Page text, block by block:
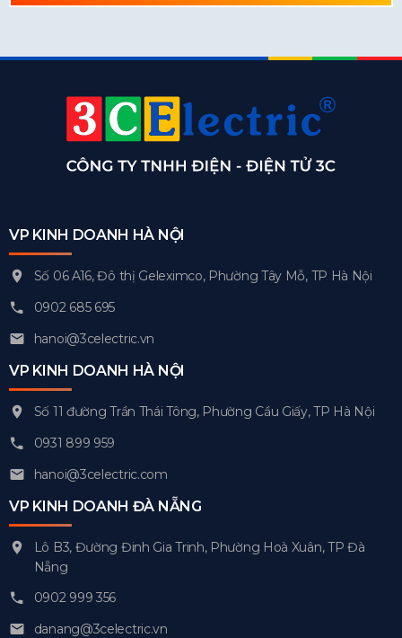
VP KINH DOANH HÀ NỘI
Số 06 A16, Đô thị Geleximco, Phường Tây Mỗ, TP Hà Nội
0902 685 695
hanoi@3celectric.vn
VP KINH DOANH HÀ NỘI
Số 11 đường Trần Thái Tông, Phường Cầu Giấy, TP Hà Nội
0931 899 959
hanoi@3celectric.com
VP KINH DOANH ĐÀ NẴNG
Lô B3, Đường Đinh Gia Trinh, Phường Hoà Xuân, TP Đà
Nẵng
0902 999 356
danang@3celectric.vn